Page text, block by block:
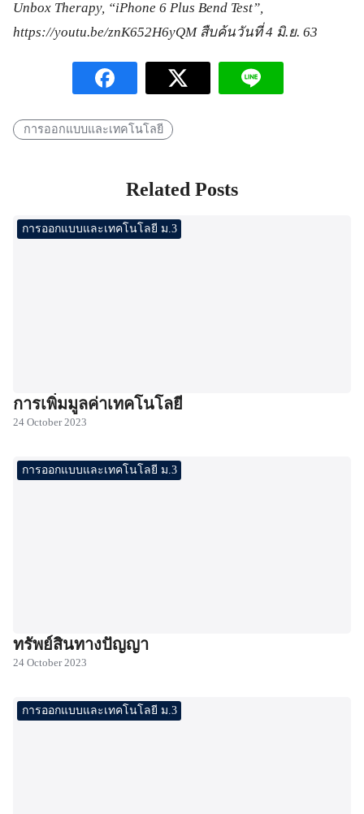
Unbox Therapy, “iPhone 6 Plus Bend Test”,
https://youtu.be/znK652H6yQM สืบค้นวันที่ 4 มิ.ย. 63
การออกแบบและเทคโนโลยี
Related Posts
การออกแบบและเทคโนโลยี ม.3
การเพิ่มมูลค่าเทคโนโลยี
24 October 2023
การออกแบบและเทคโนโลยี ม.3
ทรัพย์สินทางปัญญา
24 October 2023
การออกแบบและเทคโนโลยี ม.3